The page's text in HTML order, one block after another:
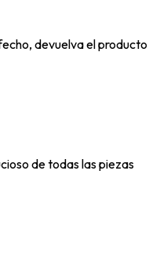
devuelva el producto
de todas las piezas